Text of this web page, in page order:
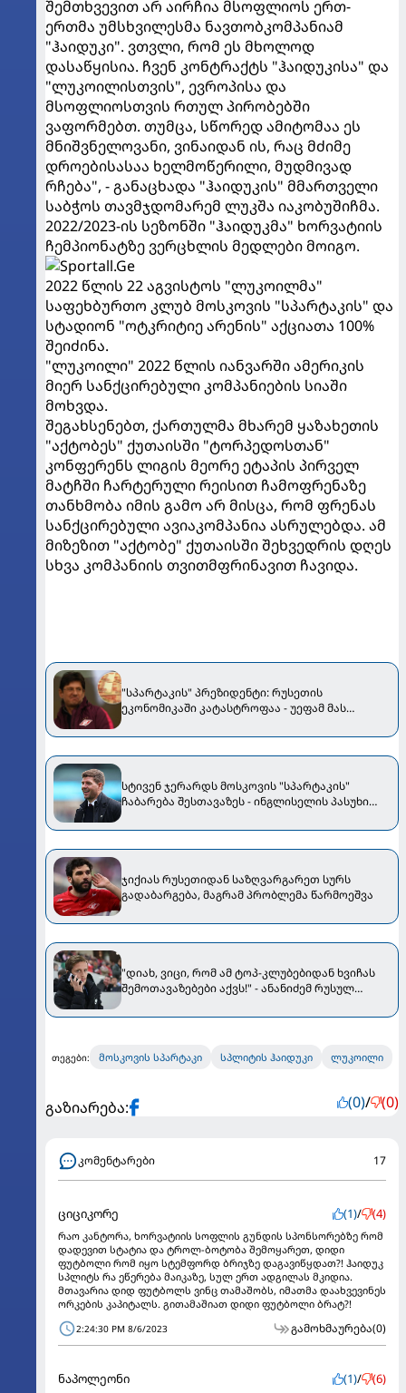
შემთხვევით არ აირჩია მსოფლიოს ერთ-
ერთმა უმსხვილესმა ნავთობკომპანიამ
"ჰაიდუკი". ვთვლი, რომ ეს მხოლოდ
დასაწყისია. ჩვენ კონტრაქტს "ჰაიდუკისა" და
"ლუკოილისთვის", ევროპისა და
მსოფლიოსთვის რთულ პირობებში
ვაფორმებთ. თუმცა, სწორედ ამიტომაა ეს
მნიშვნელოვანი, ვინაიდან ის, რაც მძიმე
დროებისასაა ხელმოწერილი, მუდმივად
რჩება", - განაცხადა "ჰაიდუკის" მმართველი
საბჭოს თავმჯდომარემ ლუკშა იაკობუშიჩმა.
2022/2023-ის სეზონში "ჰაიდუკმა" ხორვატიის
ჩემპიონატზე ვერცხლის მედლები მოიგო.
2022 წლის 22 აგვისტოს "ლუკოილმა"
საფეხბურთო კლუბ მოსკოვის "სპარტაკის" და
სტადიონ "ოტკრიტიე არენის" აქციათა 100%
შეიძინა.
"ლუკოილი" 2022 წლის იანვარში ამერიკის
მიერ სანქცირებული კომპანიების სიაში
მოხვდა.
შეგახსენებთ, ქართულმა მხარემ ყაზახეთის
"აქტობეს" ქუთაისში "ტორპედოსთან"
კონფერენს ლიგის მეორე ეტაპის პირველ
მატჩში ჩარტერული რეისით ჩამოფრენაზე
თანხმობა იმის გამო არ მისცა, რომ ფრენას
სანქცირებული ავიაკომპანია ასრულებდა. ამ
მიზეზით "აქტობე" ქუთაისში შეხვედრის დღეს
სხვა კომპანიის თვითმფრინავით ჩავიდა.
"სპარტაკის" პრეზიდენტი: რუსეთის
ეკონომიკაში კატასტროფაა - უეფამ მას
უთხრა
სტივენ ჯერარდს მოსკოვის "სპარტაკის"
ჩაბარება შესთავაზეს - ინგლისელის პასუხი
ჯიქიას რუსეთიდან საზღვარგარეთ სურს
გადაბარგება, მაგრამ პრობლემა წარმოეშვა
"დიახ, ვიცი, რომ ამ ტოპ-კლუბებიდან ხვიჩას
შემოთავაზებები აქვს!" - ანანიძემ რუსულ
ისაუბრა
თეგები: მოსკოვის სპარტაკი სპლიტის ჰაიდუკი ლუკოილი
გაზიარება: (0)/ (0)
კომენტარები 17
ციციკორე (1)/ (4)
რაო კანტორა, ხორვატიის სოფლის გუნდის სპონსორებზე რომ
დადევით სტატია და ტროლ-ბოტობა შემოყარეთ, დიდი
ფუტბოლი რომ იყო სტემფორდ ბრიჯზე დაგავიწყდათ?! ჰაიდუკ
სპლიტს რა ეწერება მაიკაზე, სულ ერთ ადგილას მკიდია.
მთავარია დიდ ფუტბოლს ვინც თამაშობს, იმათმა დაახვევინეს
ორკების კაპიტალს. გითამაშიათ დიდი ფუტბოლი ბრატ?!
2:24:30 PM 8/6/2023 გამოხმაურება(0)
ნაპოლეონი (1)/ (6)